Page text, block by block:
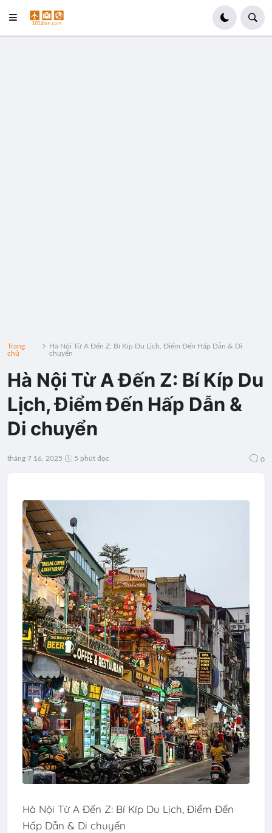
Trang
chủ
Hà Nội Từ A Đến Z: Bí Kíp Du Lịch, Điểm Đến Hấp Dẫn & Di
chuyển
Hà Nội Từ A Đến Z: Bí Kíp Du
Lịch, Điểm Đến Hấp Dẫn &
Di chuyển
tháng 7 16, 2025 5 phút đọc 0
Hà Nội Từ A Đến Z: Bí Kíp Du Lịch, Điểm Đến
Hấp Dẫn & Di chuyển